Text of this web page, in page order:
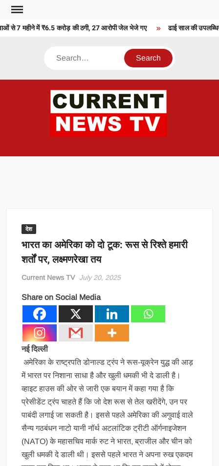
Skip
content
से 7 महीने में ₹6.5 करोड़ की ठगी, 27 आरोपी जेल भेजे गए ढाई साल की
Search
देश
भारत का अमेरिका को दो टूक: रूस से रिश्ते हमारी
शर्तों पर, लक्ष्मणरेखा तय
Current News TV July 20, 2025
Share on Social Media
नई दिल्ली
अमेरिका के राष्ट्रपति डोनाल्ड ट्रंप ने रूस-यूक्रेन युद्ध की आड़
में भारत पर निशाना साधा है और खुली धमकी भी दे डाली है।
व्हाइट हाउस की ओर से जारी एक बयान में कहा गया है कि
प्रेसीडेंट ट्रंप चाहते हैं कि जो देश रूस से तेल खरीदेंगे, उन पर
पाबंदी लगाई जा सकती है। इससे पहले अमेरिका की अगुवाई वाले
सैन्य गठबंधन नाटो यानी नॉर्थ अटलांटिक ट्रीटी ऑर्गनाइजेशन
(NATO) के महासचिव मार्क रुट ने भारत, ब्राजील और चीन को
खुली धमकी दे डाली थी। इससे पहले भारत ने अपना रुख एकदम